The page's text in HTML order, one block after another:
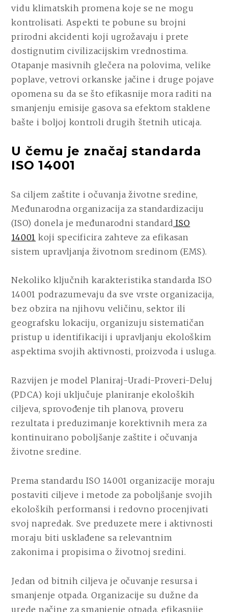
vidu klimatskih promena koje se ne mogu
kontrolisati. Aspekti te pobune su brojni
prirodni akcidenti koji ugrožavaju i prete
dostignutim civilizacijskim vrednostima.
Otapanje masivnih glečera na polovima, velike
poplave, vetrovi orkanske jačine i druge pojave
opomena su da se što efikasnije mora raditi na
smanjenju emisije gasova sa efektom staklene
bašte i boljoj kontroli drugih štetnih uticaja.
U čemu je značaj standarda
ISO 14001
Sa ciljem zaštite i očuvanja životne sredine,
Međunarodna organizacija za standardizaciju
(ISO) donela je međunarodni standard ISO
14001 koji specificira zahteve za efikasan
sistem upravljanja životnom sredinom (EMS).
Nekoliko ključnih karakteristika standarda ISO
14001 podrazumevaju da sve vrste organizacija,
bez obzira na njihovu veličinu, sektor ili
geografsku lokaciju, organizuju sistematičan
pristup u identifikaciji i upravljanju ekološkim
aspektima svojih aktivnosti, proizvoda i usluga.
Razvijen je model Planiraj-Uradi-Proveri-Deluj
(PDCA) koji uključuje planiranje ekoloških
ciljeva, sprovođenje tih planova, proveru
rezultata i preduzimanje korektivnih mera za
kontinuirano poboljšanje zaštite i očuvanja
životne sredine.
Prema standardu ISO 14001 organizacije moraju
postaviti ciljeve i metode za poboljšanje svojih
ekoloških performansi i redovno procenjivati
svoj napredak. Sve preduzete mere i aktivnosti
moraju biti usklađene sa relevantnim
zakonima i propisima o životnoj sredini.
Jedan od bitnih ciljeva je očuvanje resursa i
smanjenje otpada. Organizacije su dužne da
urede načine za smanjenje otpada, efikasnije